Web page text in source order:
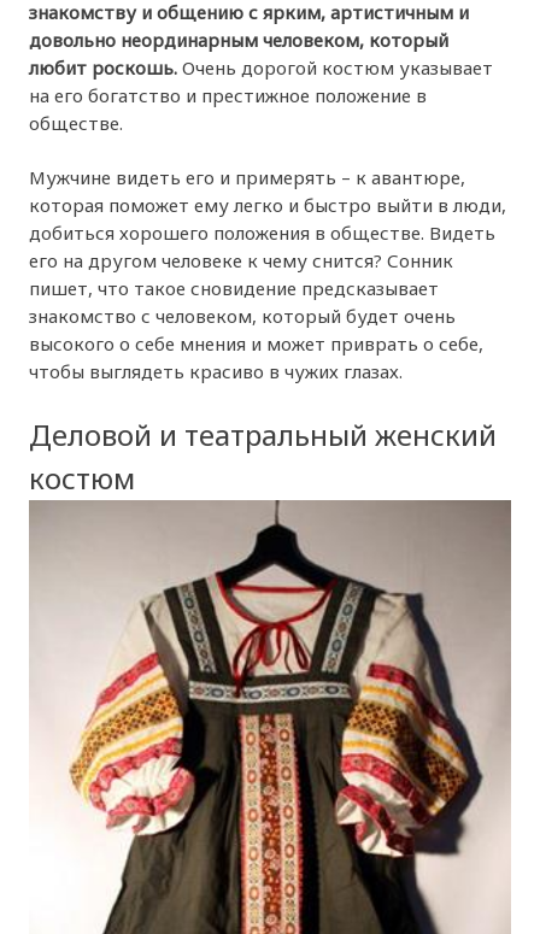
знакомству и общению с ярким, артистичным и
довольно неординарным человеком, который
любит роскошь. Очень дорогой костюм указывает
на его богатство и престижное положение в
обществе.
Мужчине видеть его и примерять – к авантюре,
которая поможет ему легко и быстро выйти в люди,
добиться хорошего положения в обществе. Видеть
его на другом человеке к чему снится? Сонник
пишет, что такое сновидение предсказывает
знакомство с человеком, который будет очень
высокого о себе мнения и может приврать о себе,
чтобы выглядеть красиво в чужих глазах.
Деловой и театральный женский
костюм